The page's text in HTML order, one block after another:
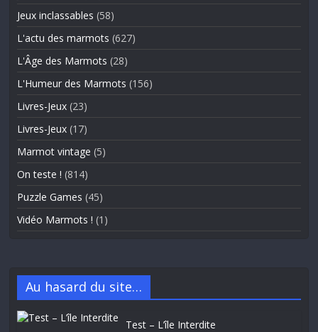
Jeux inclassables (58)
L'actu des marmots (627)
L'Âge des Marmots (28)
L'Humeur des Marmots (156)
Livres-Jeux (23)
Livres-Jeux (17)
Marmot vintage (5)
On teste ! (814)
Puzzle Games (45)
Vidéo Marmots ! (1)
Au hasard du site…
Test – L’île Interdite